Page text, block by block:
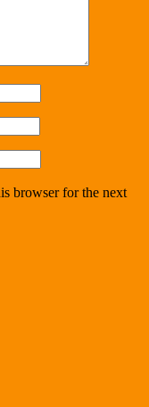
browser for the next